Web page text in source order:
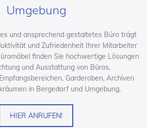
Umgebung
und ansprechend gestaltetes Büro trägt
und Zufriedenheit Ihrer Mitarbeiter
finden Sie hochwertige Lösungen
und Ausstattung von Büros,
Garderoben, Archiven
in Bergedorf und Umgebung.
HIER ANRUFEN!